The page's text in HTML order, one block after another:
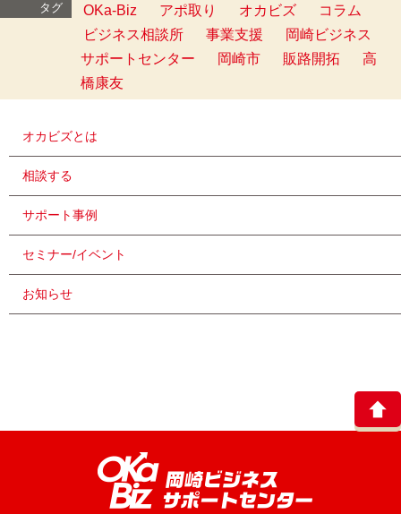
タグ OKa-Biz アポ取り オカビズ
コラム
ビジネス相談所
事業支援
岡崎ビジネス
サポートセンター
岡崎市 販路開拓
高
橋康友
オカビズとは
相談する
サポート事例
セミナー/イベント
お知らせ